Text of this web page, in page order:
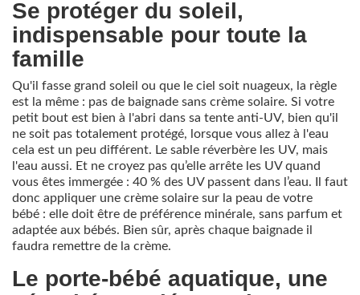
Se protéger du soleil,
indispensable pour toute la
famille
Qu'il fasse grand soleil ou que le ciel soit nuageux, la règle
est la même : pas de baignade sans crème solaire. Si votre
petit bout est bien à l'abri dans sa tente anti-UV, bien qu'il
ne soit pas totalement protégé, lorsque vous allez à l'eau
cela est un peu différent. Le sable réverbère les UV, mais
l'eau aussi. Et ne croyez pas qu’elle arrête les UV quand
vous êtes immergée : 40 % des UV passent dans l’eau. Il faut
donc appliquer une crème solaire sur la peau de votre
bébé : elle doit être de préférence minérale, sans parfum et
adaptée aux bébés. Bien sûr, après chaque baignade il
faudra remettre de la crème.
Le porte-bébé aquatique, une